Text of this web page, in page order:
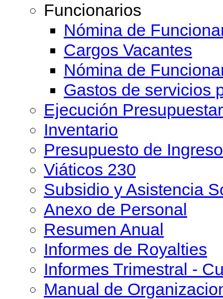
Funcionarios
Nómina de
Cargos Vacantes
Nómina de
Gastos de servicios
Ejecución
Inventario
Presupuesto de
Viáticos 230
Subsidio y Asistencia
Anexo de Personal
Resumen Anual
Informes de Royalties
Informes Trimestral -
Manual de